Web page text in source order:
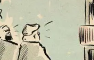
März 29, 2020